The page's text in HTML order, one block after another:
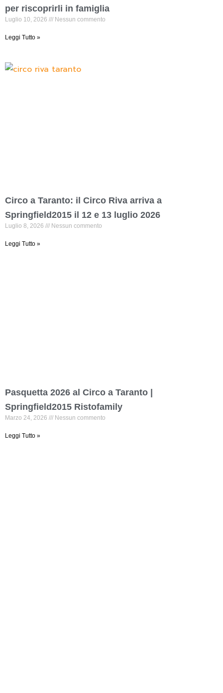
per riscoprirli in famiglia
Luglio 10, 2026 Nessun commento
Leggi Tutto »
Circo a Taranto: il Circo Riva arriva a
Springfield2015 il 12 e 13 luglio 2026
Luglio 8, 2026 Nessun commento
Leggi Tutto »
Pasquetta 2026 al Circo a Taranto |
Springfield2015 Ristofamily
Marzo 24, 2026 Nessun commento
Leggi Tutto »